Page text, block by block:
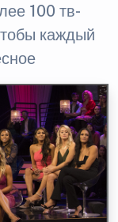
100 тв-
каждый